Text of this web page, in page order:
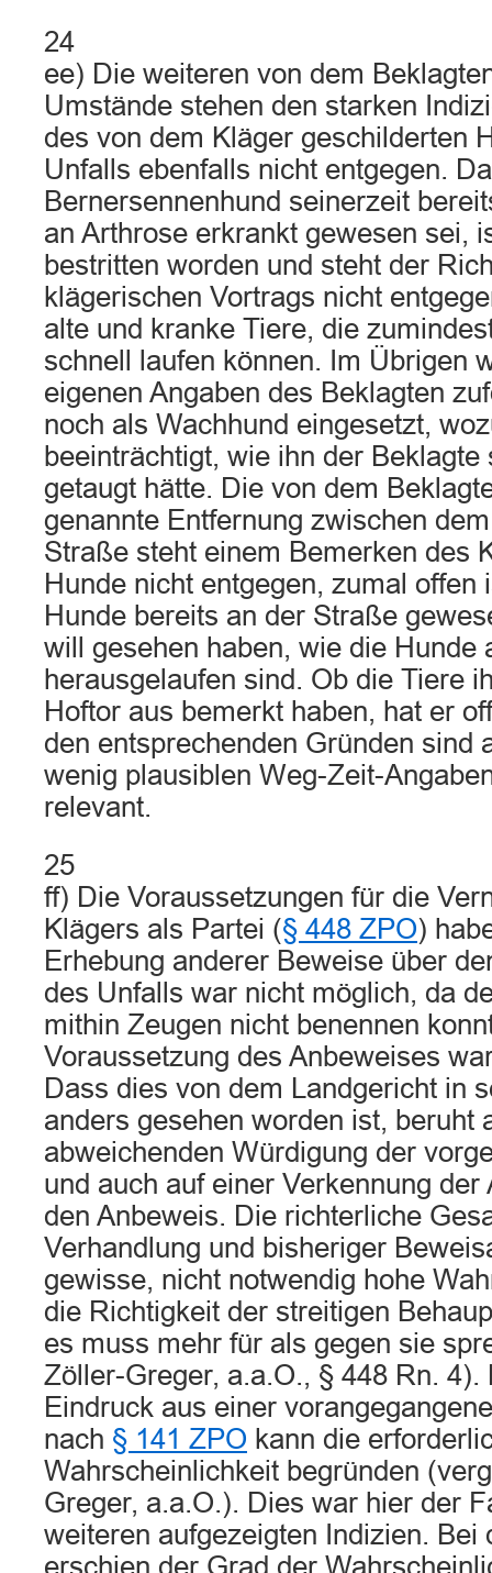
24
ee) Die weiteren von dem
Umstände stehen den starken
des von dem Kläger geschilderten
Unfalls ebenfalls nicht entgegen.
Bernersennenhund seinerzeit
an Arthrose erkrankt gewesen sei,
bestritten worden und steht der
klägerischen Vortrags nicht
alte und kranke Tiere, die
schnell laufen können. Im Übrigen
eigenen Angaben des Beklagten
noch als Wachhund eingesetzt,
beeinträchtigt, wie ihn der
getaugt hätte. Die von dem
genannte Entfernung zwischen
Straße steht einem Bemerken des
Hunde nicht entgegen, zumal offen
Hunde bereits an der Straße
will gesehen haben, wie die Hunde
herausgelaufen sind. Ob die Tiere
Hoftor aus bemerkt haben, hat er
den entsprechenden Gründen sind
wenig plausiblen Weg-Zeit-
relevant.
25
ff) Die Voraussetzungen für die
Klägers als Partei (§ 448 ZPO)
Erhebung anderer Beweise über
des Unfalls war nicht möglich, da
mithin Zeugen nicht benennen
Voraussetzung des Anbeweises
Dass dies von dem Landgericht in
anders gesehen worden ist, beruht
abweichenden Würdigung der
und auch auf einer Verkennung der
den Anbeweis. Die richterliche
Verhandlung und bisheriger
gewisse, nicht notwendig hohe
die Richtigkeit der streitigen
es muss mehr für als gegen sie
Zöller-Greger, a.a.O., § 448 Rn. 4).
Eindruck aus einer
nach § 141 ZPO kann die
Wahrscheinlichkeit begründen
Greger, a.a.O.). Dies war hier der
weiteren aufgezeigten Indizien. Bei
erschien der Grad der